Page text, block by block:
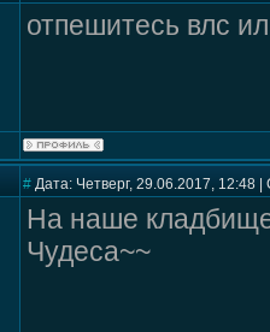
отпешитесь влс
# Дата: Четверг, 29.06.2017, 12:48
На наше
Чудеса~~